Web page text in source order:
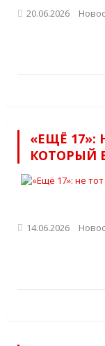
20.06.2026
«ЕЩЁ 17»:
КОТОРЫЙ
14.06.2026